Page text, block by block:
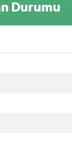
Durumu